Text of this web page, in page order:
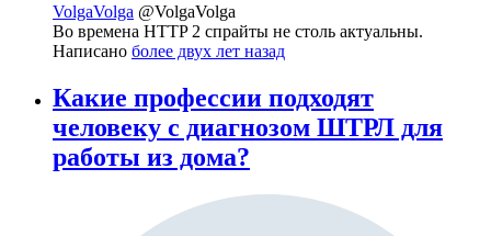
VolgaVolga @VolgaVolga
Во времена HTTP 2 спрайты не столь актуальны.
Написано более двух лет назад
Какие профессии подходят
человеку с диагнозом ШТРЛ для
работы из дома?